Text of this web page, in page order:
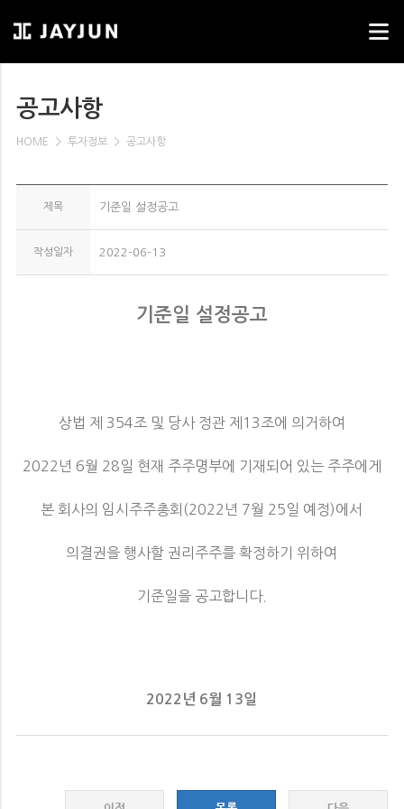
공고사항
HOME ＞ 투자정보 ＞ 공고사항
제목 기준일 설정공고
작성일자 2022-06-13
기준일 설정공고
상법 제 354조 및 당사 정관 제13조에 의거하여
2022년 6월 28일 현재 주주명부에 기재되어 있는 주주에게
본 회사의 임시주주총회(2022년 7월 25일 예정)에서
의결권을 행사할 권리주주를 확정하기 위하여
기준일을 공고합니다.
2022년 6월 13일